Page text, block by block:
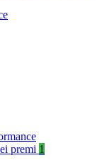
premi 1